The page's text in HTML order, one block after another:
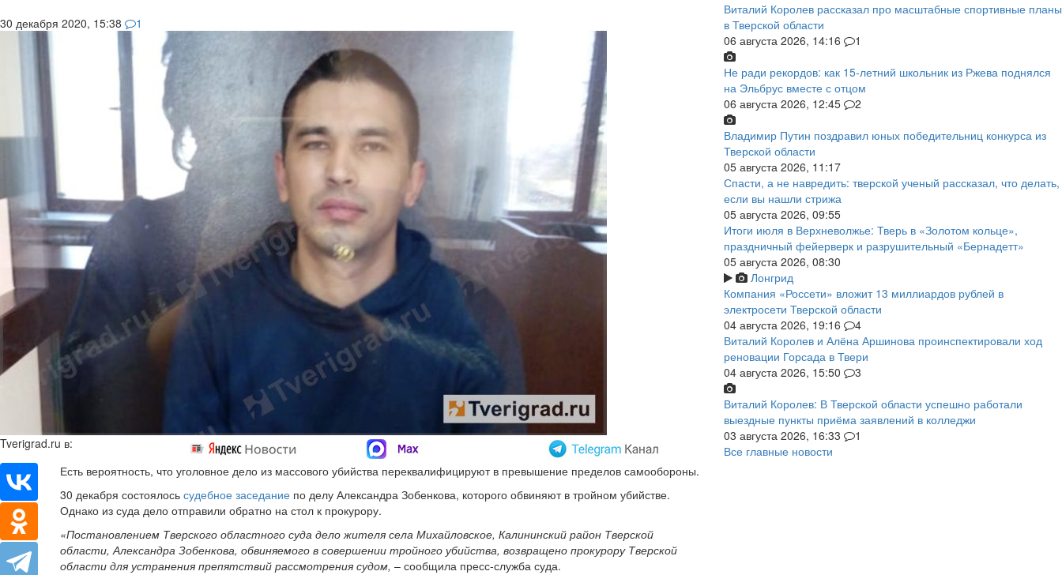
30 декабря 2020, 15:38 1
Tverigrad.ru в:
Есть вероятность, что уголовное дело из массового убийства переквалифицируют в превышение пределов самообороны.
30 декабря состоялосьсудебное заседание по делу Александра Зобенкова, которого обвиняют в тройном убийстве.
Однако из суда дело отправили обратно на стол к прокурору.
«Постановлением Тверского областного суда дело жителя села Михайловское, Калининский район Тверской
области, Александра Зобенкова, обвиняемого в совершении тройного убийства, возвращено прокурору Тверской
области для устранения препятствий рассмотрения судом, – сообщила пресс-служба суда.
Виталий Королев рассказал про масштабные спортивные планы
в Тверской области
06 августа 2026, 14:16
1
Не ради рекордов: как 15-летний школьник из Ржева поднялся
на Эльбрус вместе с отцом
06 августа 2026, 12:45
2
Владимир Путин поздравил юных победительниц конкурса из
Тверской области
05 августа 2026, 11:17
Спасти, а не навредить: тверской ученый рассказал, что делать,
если вы нашли стрижа
05 августа 2026, 09:55
Итоги июля в Верхневолжье: Тверь в «Золотом кольце»,
праздничный фейерверк и разрушительный «Бернадетт»
05 августа 2026, 08:30
Лонгрид
Компания «Россети» вложит 13 миллиардов рублей в
электросети Тверской области
04 августа 2026, 19:16
4
Виталий Королев и Алёна Аршинова проинспектировали ход
реновации Горсада в Твери
04 августа 2026, 15:50
3
Виталий Королев: В Тверской области успешно работали
выездные пункты приёма заявлений в колледжи
03 августа 2026, 16:33
1
Все главные новости